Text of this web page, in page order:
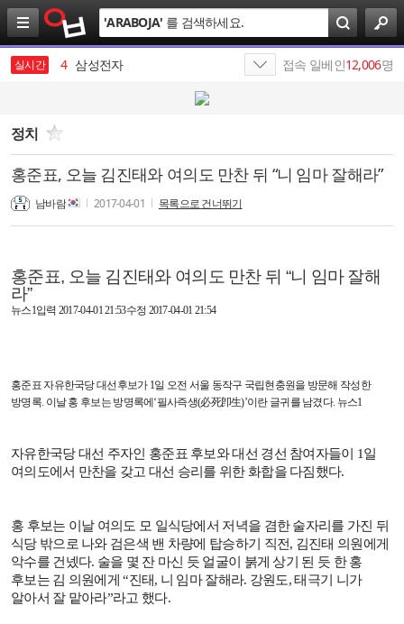
검
색
'ARABOJA' 를 검색하세요.
실시간
3 Hazzys
4 삼성전자
6
에스케이
8 나스미디어
9 테스트
SK주식회사
접속 일베인12,006명
정치
홍준표, 오늘 김진태와 여의도 만찬 뒤 “니 임마 잘해라”
남바람 2017-04-01 목록으로 건너뛰기
홍준표, 오늘 김진태와 여의도 만찬 뒤 “니 임마 잘해
라”
뉴스1입력 2017-04-01 21:53수정 2017-04-01 21:54
홍준표 자유한국당 대선후보가1일 오전 서울 동작구 국립현충원을 방문해 작성한
방명록. 이날 홍 후보는 방명록에 ‘필사즉생(必死卽生)’이란 글귀를 남겼다. 뉴스1
자유한국당 대선 주자인 홍준표 후보와 대선 경선 참여자들이 1일
여의도에서 만찬을 갖고 대선 승리를 위한 화합을 다짐했다.
홍 후보는 이날 여의도 모 일식당에서 저녁을 겸한 술자리를 가진 뒤
식당 밖으로 나와 검은색 밴 차량에 탑승하기 직전, 김진태 의원에게
악수를 건넸다. 술을 몇 잔 마신 듯 얼굴이 붉게 상기 된 듯 한 홍
후보는 김 의원에게 “진태, 니 임마 잘해라. 강원도,태극기 니가
알아서 잘 맡아라”라고 했다.